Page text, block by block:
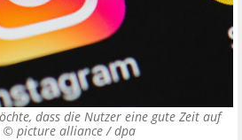
dass die Nutzer eine gute Zeit auf
© picture alliance / dpa